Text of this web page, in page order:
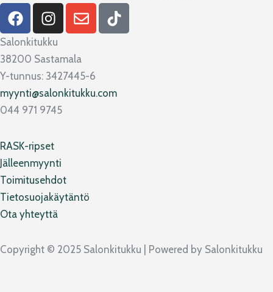
F
a
c
e
b
o
o
k
I
n
s
t
a
g
r
a
E
n
e
l
o
p
T
i
Salonkitukku
38200 Sastamala
Y-tunnus: 3427445-6
myynti@salonkitukku.com
044 971 9745
RASK-ripset
Jälleenmyynti
Toimitusehdot
Tietosuojakäytäntö
Ota yhteyttä
Copyright © 2025 Salonkitukku | Powered by Salonkitukku